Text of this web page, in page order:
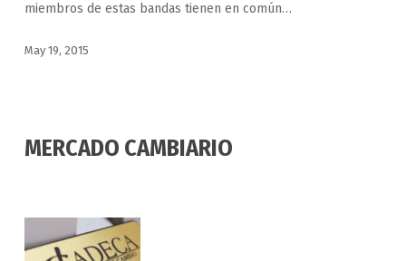
miembros de estas bandas tienen en común…
May 19, 2015
MERCADO CAMBIARIO